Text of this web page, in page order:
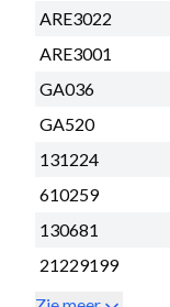
ARE3022
ARE3001
GA036
GA520
131224
610259
130681
21229199